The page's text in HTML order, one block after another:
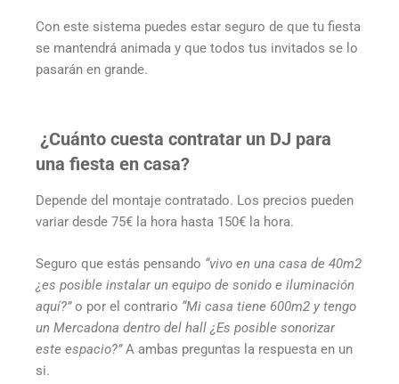
Con este sistema puedes estar seguro de que tu fiesta
se mantendrá animada y que todos tus invitados se lo
pasarán en grande.
¿Cuánto cuesta contratar un DJ para
una fiesta en casa?
Depende del montaje contratado. Los precios pueden
variar desde 75€ la hora hasta 150€ la hora.
Seguro que estás pensando “vivo en una casa de 40m2
¿es posible instalar un equipo de sonido e iluminación
aquí?”o por el contrario “Mi casa tiene 600m2 y tengo
un Mercadona dentro del hall ¿Es posible sonorizar
este espacio?”A ambas preguntas la respuesta en un
si.